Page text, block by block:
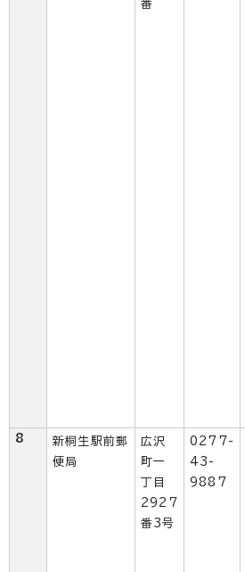
番
8
新桐生駅前郵
便局
広沢
町一
丁目
2927
番3号
0277-
43-
9887